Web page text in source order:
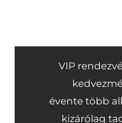
VIP
évente több
kizárólag